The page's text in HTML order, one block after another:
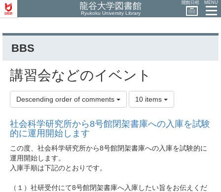
龍谷大学図書館
Ryukoku University Library
開館日程 MENU
BBS
講習会などのイベント
Descending order of comments 10 items
社会科学研究所から8号館閉架書庫への入庫を試験
的に運用開始します
この度、社会科学研究所から8号館閉架書庫への入庫を試験的に
運用開始します。
入庫手順は下記のとおりです。
（１）社研受付にて8号館閉架書庫へ入庫したい旨をお伝えくだ